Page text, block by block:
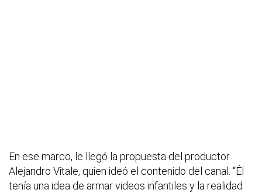
En ese marco, le llegó la propuesta del productor
Alejandro Vitale, quien ideó el contenido del canal. “Él
tenía una idea de armar videos infantiles y la realidad